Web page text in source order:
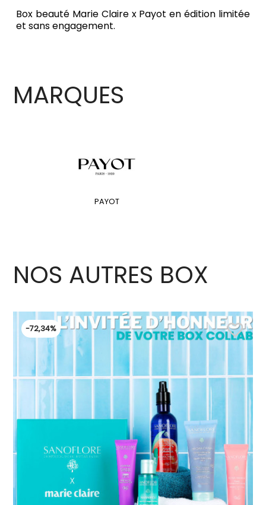
Box beauté Marie Claire x Payot en édition limitée
et sans engagement.
MARQUES
PAYOT
NOS AUTRES BOX
-72,34% favorite_border